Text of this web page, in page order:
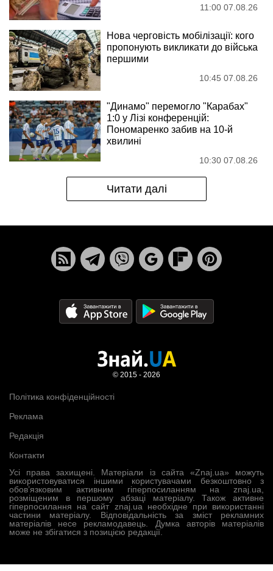
11:00 07.08.26
Нова черговість мобілізації: кого
пропонують викликати до війська
першими
10:45 07.08.26
"Динамо" перемогло "Карабах"
1:0 у Лізі конференцій:
Пономаренко забив на 10-й
хвилині
10:30 07.08.26
Читати далі
Усі права захищені. Матеріали із сайта «Znaj.ua» можуть
використовуватися іншими користувачами безкоштовно з
обов’язковим активним гіперпосиланням на znaj.ua,
розміщеним в першому абзаці матеріалу. Також активне
гіперпосилання на сайт znaj.ua необхідне при використанні
частини матеріалу. Відповідальність за зміст рекламних
матеріалів несе рекламодавець. Думка авторів матеріалів
може не збігатися з позицією редакції.
Політика конфіденційності
Реклама
Редакція
Контакти
© 2015 - 2026